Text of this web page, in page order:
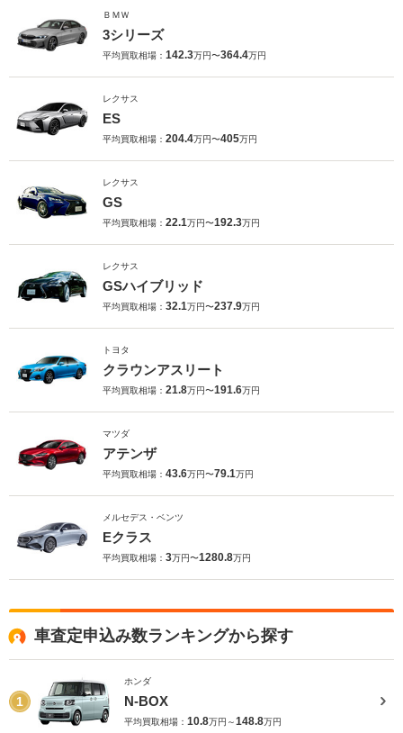
ＢＭＷ
3シリーズ
平均買取相場： 142.3万円〜364.4万円
レクサス
ES
平均買取相場： 204.4万円〜405万円
レクサス
GS
平均買取相場： 22.1万円〜192.3万円
レクサス
GSハイブリッド
平均買取相場： 32.1万円〜237.9万円
トヨタ
クラウンアスリート
平均買取相場： 21.8万円〜191.6万円
マツダ
アテンザ
平均買取相場： 43.6万円〜79.1万円
メルセデス・ベンツ
Eクラス
平均買取相場： 3万円〜1280.8万円
車査定申込み数ランキングから探す
1
ホンダ
N-BOX
平均買取相場： 10.8万円～148.8万円